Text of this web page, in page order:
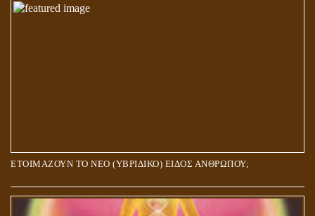
ΕΤΟΙΜΑΖΟΥΝ ΤΟ ΝΕΟ (ΥΒΡΙΔΙΚΟ) ΕΙΔΟΣ ΑΝΘΡΩΠΟΥ;